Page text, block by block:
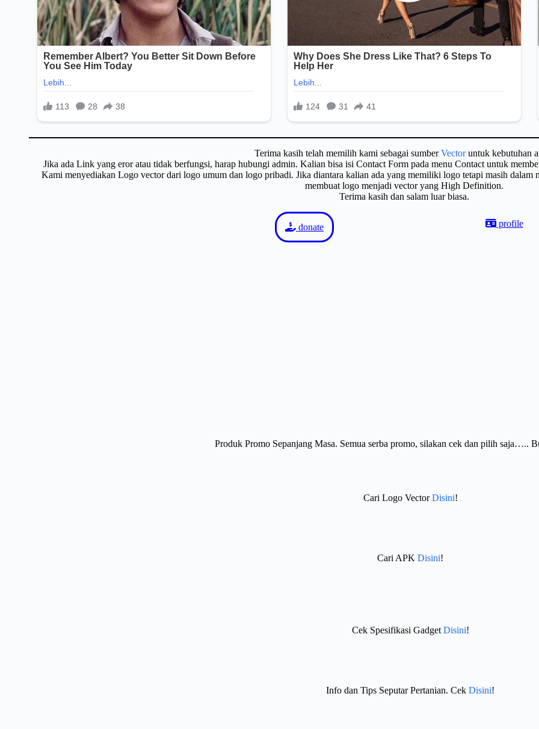
Terima kasih telah memilih kami sebagai sumberVectoruntuk kebutuhan
Jika ada Link yang eror atau tidak berfungsi, harap hubungi admin. Kalian bisa isi Contact Form pada menu Contact untuk
Kami menyediakan Logo vector dari logo umum dan logo pribadi. Jika diantara kalian ada yang memiliki logo tetapi masih
membuat logo menjadi vector yang High Definition.
Terima kasih dan salam luar biasa.
donate profile
Produk Promo Sepanjang Masa. Semua serba promo, silakan cek dan pilih saja…..
Cari Logo VectorDisini!
Cari APK Disini!
Cek Spesifikasi Gadget Disini!
Info dan Tips Seputar Pertanian. Cek Disini!